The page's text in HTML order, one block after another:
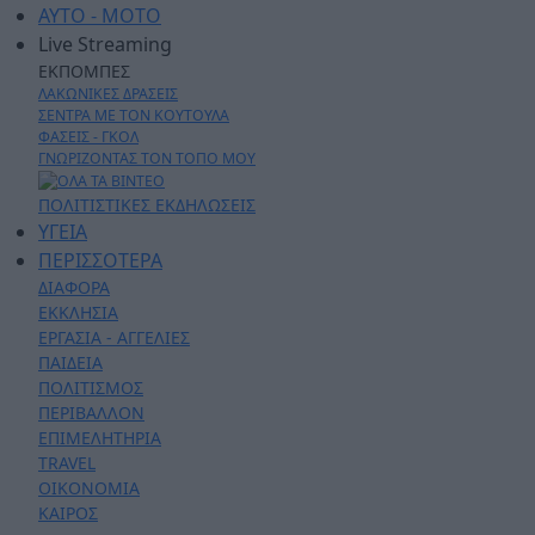
AYTO - MOTO
Live Streaming
ΕΚΠΟΜΠΕΣ
ΛΑΚΩΝΙΚΕΣ ΔΡΑΣΕΙΣ
ΣΕΝΤΡΑ ΜΕ ΤΟΝ ΚΟΥΤΟΥΛΑ
ΦΑΣΕΙΣ - ΓΚΟΛ
ΓΝΩΡΙΖΟΝΤΑΣ ΤΟΝ ΤΟΠΟ ΜΟΥ
ΠΟΛΙΤΙΣΤΙΚΕΣ ΕΚΔΗΛΩΣΕΙΣ
ΥΓΕΙΑ
ΠΕΡΙΣΣΟΤΕΡΑ
ΔΙΑΦΟΡΑ
ΕΚΚΛΗΣΙΑ
ΕΡΓΑΣΙΑ - ΑΓΓΕΛΙΕΣ
ΠΑΙΔΕΙΑ
ΠΟΛΙΤΙΣΜΟΣ
ΠΕΡΙΒΑΛΛΟΝ
ΕΠΙΜΕΛΗΤΗΡΙΑ
TRAVEL
ΟΙΚΟΝΟΜΙΑ
ΚΑΙΡΟΣ